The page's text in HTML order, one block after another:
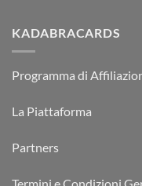
KADABRACARDS
Programma di
La Piattaforma
Partners